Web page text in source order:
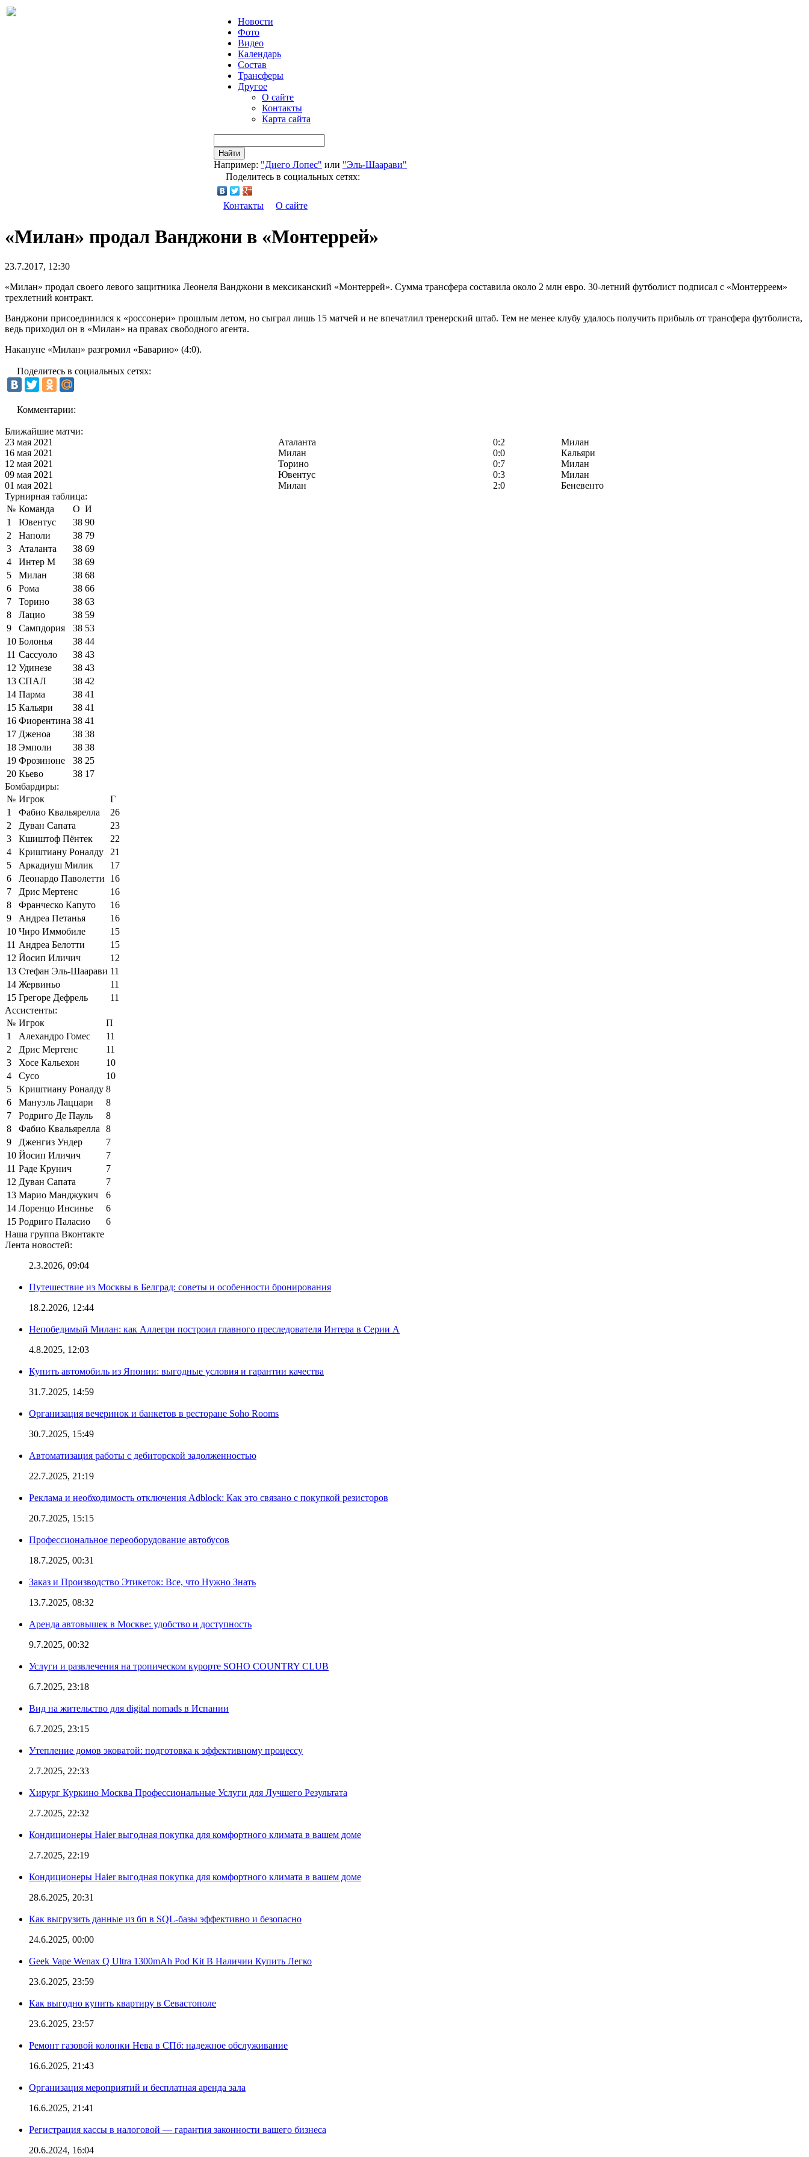
Новости
Фото
Видео
Календарь
Состав
Трансферы
Другое
О сайте
Контакты
Карта сайта
Найти
Например: "Диего Лопес" или "Эль-Шаарави"
Поделитесь в социальных сетях:
Контакты О сайте
«Милан» продал Ванджони в «Монтеррей»
23.7.2017, 12:30
«Милан» продал своего левого защитника Леонеля Ванджони в мексиканский «Монтеррей». Сумма трансфера составила около 2 млн евро. 30-летний футболист подписал с «Монтерреем»
трехлетний контракт.
Ванджони присоединился к «россонери» прошлым летом, но сыграл лишь 15 матчей и не впечатлил тренерский штаб. Тем не менее клубу удалось получить прибыль от трансфера футболиста,
ведь приходил он в «Милан» на правах свободного агента.
Накануне «Милан» разгромил «Баварию» (4:0).
Поделитесь в социальных сетях:
Комментарии:
Ближайшие матчи:
23 мая 2021
Аталанта 0:2
Милан
16 мая 2021
Милан 0:0
Кальяри
12 мая 2021
Торино 0:7
Милан
09 мая 2021
Ювентус 0:3
Милан
01 мая 2021
Милан 2:0
Беневенто
Турнирная таблица:
№ Команда О И
1
Ювентус 38 90
2
Наполи 38 79
3
Аталанта 38 69
4
Интер М 38 69
5
Милан 38 68
6
Рома 38 66
7
Торино 38 63
8
Лацио 38 59
9
Сампдория 38 53
10 Болонья 38 44
11 Сассуоло 38 43
12 Удинезе 38 43
13 СПАЛ 38 42
14 Парма 38 41
15 Кальяри 38 41
16 Фиорентина 38 41
17 Дженоа 38 38
18 Эмполи 38 38
19 Фрозиноне 38 25
20 Кьево 38 17
Бомбардиры:
№ Игрок
Г
1
Фабио Квальярелла
26
2
Дуван Сапата
23
3
Кшиштоф Пёнтек
22
4
Криштиану Роналду
21
5
Аркадиуш Милик
17
6
Леонардо Паволетти
16
7
Дрис Мертенс
16
8
Франческо Капуто
16
9
Андреа Петанья
16
10 Чиро Иммобиле
15
11 Андреа Белотти
15
12 Йосип Иличич
12
13 Стефан Эль-Шаарави 11
14 Жервиньо
11
15 Грегоре Дефрель
11
Ассистенты:
№ Игрок
П
1
Алехандро Гомес
11
2
Дрис Мертенс
11
3
Хосе Кальехон
10
4
Сусо
10
5
Криштиану Роналду 8
6
Мануэль Лаццари
8
7
Родриго Де Пауль
8
8
Фабио Квальярелла
8
9
Дженгиз Ундер
7
10 Йосип Иличич
7
11 Раде Крунич
7
12 Дуван Сапата
7
13 Марио Манджукич
6
14 Лоренцо Инсинье
6
15 Родриго Паласио
6
Наша группа Вконтакте
Лента новостей:
2.3.2026, 09:04
Путешествие из Москвы в Белград: советы и особенности бронирования
18.2.2026, 12:44
Непобедимый Милан: как Аллегри построил главного преследователя Интера в Серии А
4.8.2025, 12:03
Купить автомобиль из Японии: выгодные условия и гарантии качества
31.7.2025, 14:59
Организация вечеринок и банкетов в ресторане Soho Rooms
30.7.2025, 15:49
Автоматизация работы с дебиторской задолженностью
22.7.2025, 21:19
Реклама и необходимость отключения Adblock: Как это связано с покупкой резисторов
20.7.2025, 15:15
Профессиональное переоборудование автобусов
18.7.2025, 00:31
Заказ и Производство Этикеток: Все, что Нужно Знать
13.7.2025, 08:32
Аренда автовышек в Москве: удобство и доступность
9.7.2025, 00:32
Услуги и развлечения на тропическом курорте SOHO COUNTRY CLUB
6.7.2025, 23:18
Вид на жительство для digital nomads в Испании
6.7.2025, 23:15
Утепление домов эковатой: подготовка к эффективному процессу
2.7.2025, 22:33
Хирург Куркино Москва Профессиональные Услуги для Лучшего Результата
2.7.2025, 22:32
Кондиционеры Haier выгодная покупка для комфортного климата в вашем доме
2.7.2025, 22:19
Кондиционеры Haier выгодная покупка для комфортного климата в вашем доме
28.6.2025, 20:31
Как выгрузить данные из бп в SQL-базы эффективно и безопасно
24.6.2025, 00:00
Geek Vape Wenax Q Ultra 1300mAh Pod Kit В Наличии Купить Легко
23.6.2025, 23:59
Как выгодно купить квартиру в Севастополе
23.6.2025, 23:57
Ремонт газовой колонки Нева в СПб: надежное обслуживание
16.6.2025, 21:43
Организация мероприятий и бесплатная аренда зала
16.6.2025, 21:41
Регистрация кассы в налоговой — гарантия законности вашего бизнеса
20.6.2024, 16:04